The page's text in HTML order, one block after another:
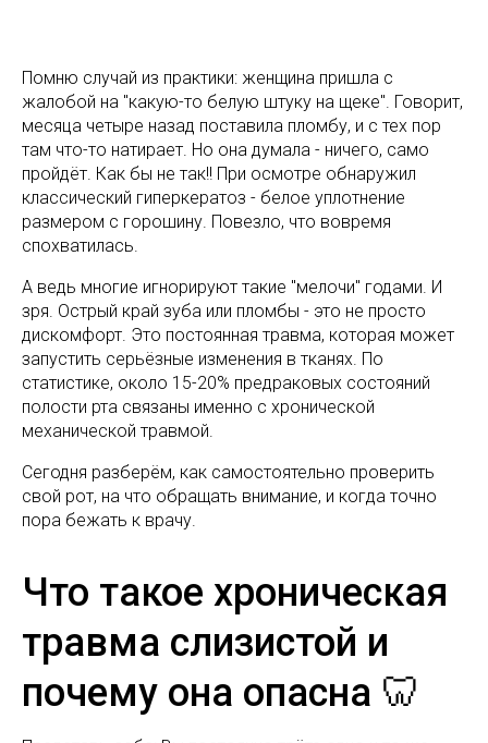
Помню случай из практики: женщина пришла с
жалобой на "какую-то белую штуку на щеке". Говорит,
месяца четыре назад поставила пломбу, и с тех пор
там что-то натирает. Но она думала - ничего, само
пройдёт. Как бы не так!! При осмотре обнаружил
классический гиперкератоз - белое уплотнение
размером с горошину. Повезло, что вовремя
спохватилась.
А ведь многие игнорируют такие "мелочи" годами. И
зря. Острый край зуба или пломбы - это не просто
дискомфорт. Это постоянная травма, которая может
запустить серьёзные изменения в тканях. По
статистике, около 15-20% предраковых состояний
полости рта связаны именно с хронической
механической травмой.
Сегодня разберём, как самостоятельно проверить
свой рот, на что обращать внимание, и когда точно
пора бежать к врачу.
Что такое хроническая
травма слизистой и
почему она опасна 🦷